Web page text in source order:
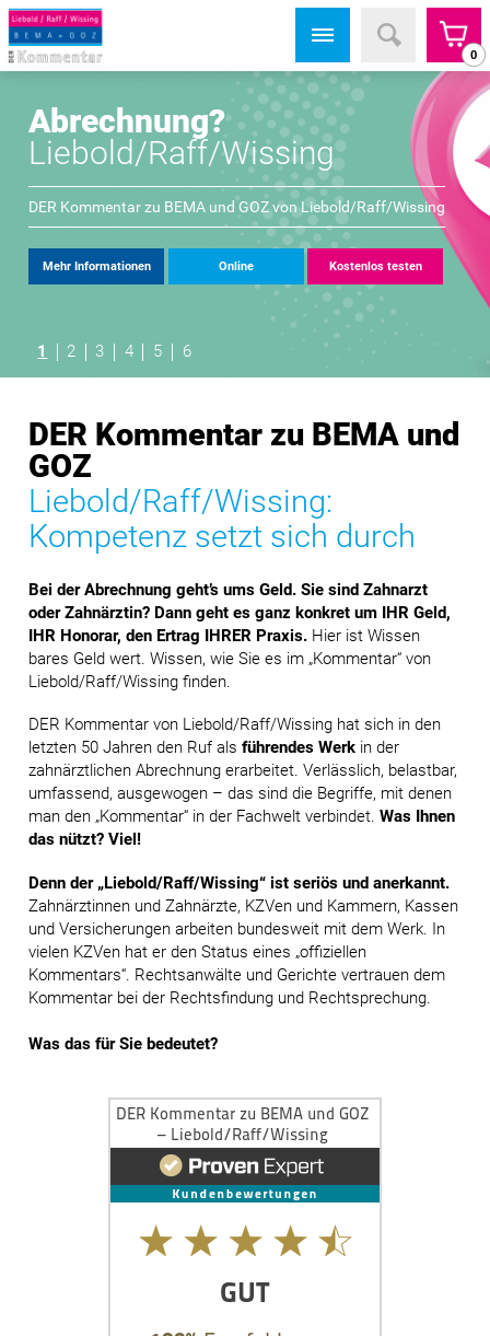
0
1 2 3 4 5 6
Abrechnung?
Liebold/Raff/Wissing
DER Kommentar zu BEMA und GOZ vonLiebold/Raff/Wissing
Mehr Informationen Online Kostenlos testen
DER Kommentar zu BEMA und
GOZ
Liebold/Raff/Wissing:
Kompetenz setzt sich durch
Bei der Abrechnung geht’s ums Geld. Sie sind Zahnarzt
oder Zahnärztin? Dann geht es ganz konkret um IHR Geld,
IHR Honorar, den Ertrag IHRER Praxis. Hier ist Wissen
bares Geld wert. Wissen, wie Sie es im „Kommentar“ von
Liebold/Raff/Wissing finden.
DER Kommentar von Liebold/Raff/Wissing hat sich in den
letzten 50 Jahren den Ruf alsführendes Werk in der
zahnärztlichen Abrechnung erarbeitet. Verlässlich, belastbar,
umfassend, ausgewogen – das sind die Begriffe, mit denen
man den „Kommentar“ in der Fachwelt verbindet.Was Ihnen
das nützt? Viel!
Denn der „Liebold/Raff/Wissing“ ist seriös und anerkannt.
Zahnärztinnen und Zahnärzte, KZVen und Kammern, Kassen
und Versicherungen arbeiten bundesweit mit dem Werk. In
vielen KZVen hat er den Status eines „offiziellen
Kommentars“. Rechtsanwälte und Gerichte vertrauen dem
Kommentar bei der Rechtsfindung und Rechtsprechung.
Was das für Sie bedeutet?